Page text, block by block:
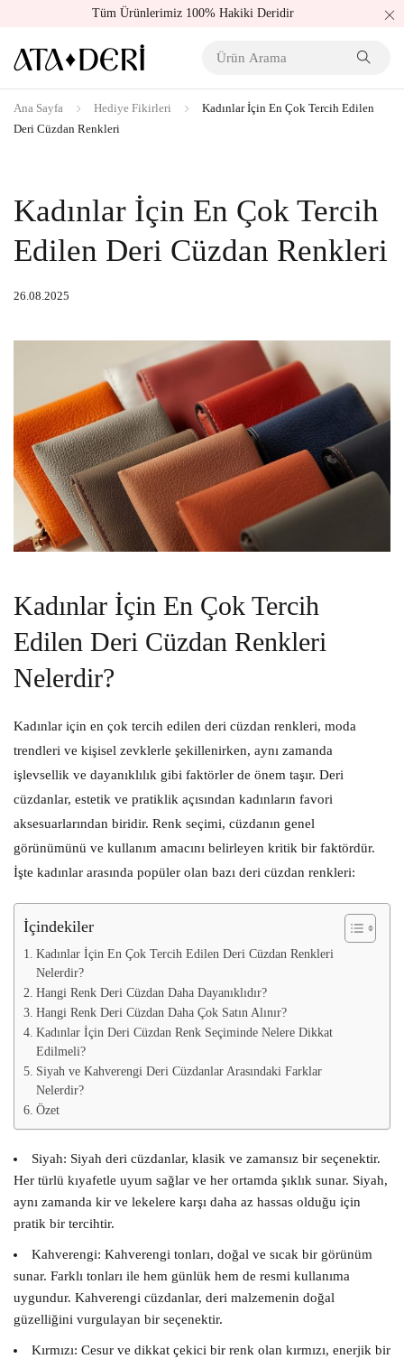
Tüm Ürünlerimiz 100% Hakiki Deridir
Ana Sayfa Hediye Fikirleri
Kadınlar İçin En Çok Tercih Edilen
Deri Cüzdan Renkleri
Kadınlar İçin En Çok Tercih
Edilen Deri Cüzdan Renkleri
26.08.2025
Kadınlar İçin En Çok Tercih
Edilen Deri Cüzdan Renkleri
Nelerdir?
Kadınlar için en çok tercih edilen deri cüzdan renkleri, moda
trendleri ve kişisel zevklerle şekillenirken, aynı zamanda
işlevsellik ve dayanıklılık gibi faktörler de önem taşır. Deri
cüzdanlar, estetik ve pratiklik açısından kadınların favori
aksesuarlarından biridir. Renk seçimi, cüzdanın genel
görünümünü ve kullanım amacını belirleyen kritik bir faktördür.
İşte kadınlar arasında popüler olan bazı deri cüzdan renkleri:
İçindekiler
Kadınlar İçin En Çok Tercih Edilen Deri Cüzdan Renkleri
Nelerdir?
Hangi Renk Deri Cüzdan Daha Dayanıklıdır?
Hangi Renk Deri Cüzdan Daha Çok Satın Alınır?
Kadınlar İçin Deri Cüzdan Renk Seçiminde Nelere Dikkat
Edilmeli?
Siyah ve Kahverengi Deri Cüzdanlar Arasındaki Farklar
Nelerdir?
Özet
Siyah: Siyah deri cüzdanlar, klasik ve zamansız bir seçenektir.
Her türlü kıyafetle uyum sağlar ve her ortamda şıklık sunar. Siyah,
aynı zamanda kir ve lekelere karşı daha az hassas olduğu için
pratik bir tercihtir.
Kahverengi: Kahverengi tonları, doğal ve sıcak bir görünüm
sunar. Farklı tonları ile hem günlük hem de resmi kullanıma
uygundur. Kahverengi cüzdanlar, deri malzemenin doğal
güzelliğini vurgulayan bir seçenektir.
Kırmızı: Cesur ve dikkat çekici bir renk olan kırmızı, enerjik bir